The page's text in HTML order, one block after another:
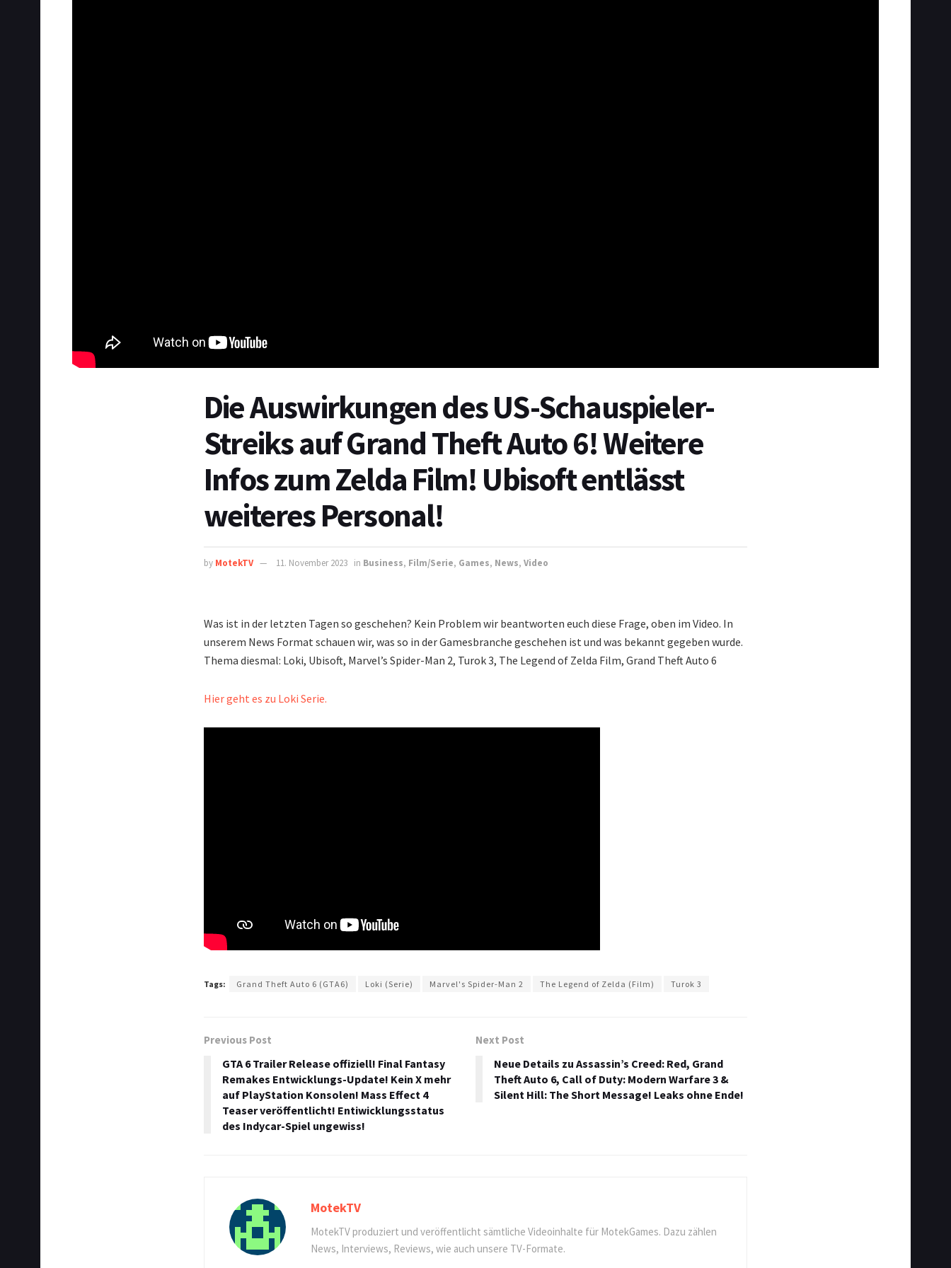
Die Auswirkungen des US-Schauspieler-
Streiks auf Grand Theft Auto 6! Weitere
Infos zum Zelda Film! Ubisoft entlässt
weiteres Personal!
by MotekTV 11. November 2023 in Business, Film/Serie, Games, News, Video
Was ist in der letzten Tagen so geschehen? Kein Problem wir beantworten euch diese Frage, oben im Video. In
unserem News Format schauen wir, was so in der Gamesbranche geschehen ist und was bekannt gegeben wurde.
Thema diesmal: Loki, Ubisoft, Marvel’s Spider-Man 2, Turok 3, The Legend of Zelda Film, Grand Theft Auto 6
Hier geht es zu Loki Serie.
Tags: Grand Theft Auto 6 (GTA6) Loki (Serie) Marvel's Spider-Man 2 The Legend of Zelda (Film) Turok 3
Previous Post
GTA 6 Trailer Release offiziell! Final Fantasy
Remakes Entwicklungs-Update! Kein X mehr
auf PlayStation Konsolen! Mass Effect 4
Teaser veröffentlicht! Entiwicklungsstatus
des Indycar-Spiel ungewiss!
Next Post
Neue Details zu Assassin’s Creed: Red, Grand
Theft Auto 6, Call of Duty: Modern Warfare 3 &
Silent Hill: The Short Message! Leaks ohne Ende!
MotekTV
MotekTV produziert und veröffentlicht sämtliche Videoinhalte für MotekGames. Dazu zählen
News, Interviews, Reviews, wie auch unsere TV-Formate.